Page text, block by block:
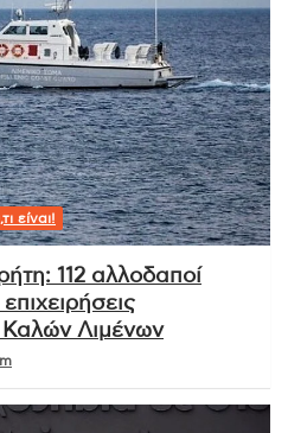
είναι!
112 αλλοδαποί
Καλών Λιμένων